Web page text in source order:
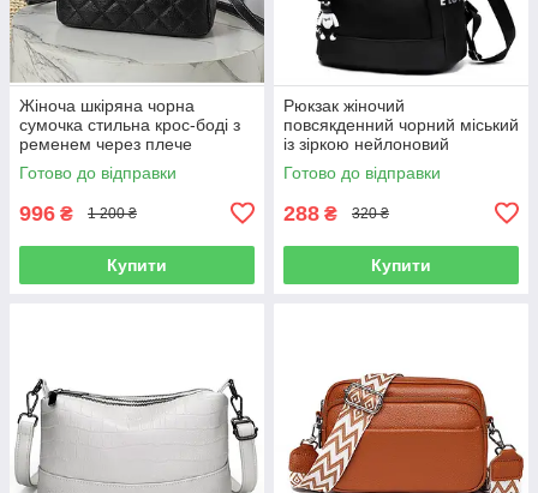
Жіноча шкіряна чорна
сумочка стильна крос-боді з
ременем через плече
стьобана
Готово до відправки
996 ₴ 1 200 ₴
Купити
Рюкзак жіночий
повсякденний чорний міський
із зіркою нейлоновий
Готово до відправки
288 ₴ 320 ₴
Купити